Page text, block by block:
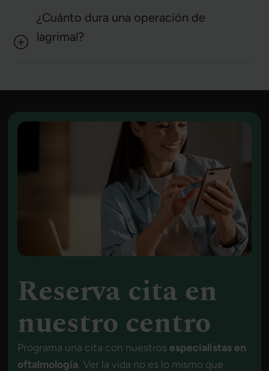
¿Cuánto dura una operación de
lagrimal?
Reserva cita en
nuestro centro
Programa una cita con nuestros especialistas en
oftalmología. Ver la vida no es lo mismo que